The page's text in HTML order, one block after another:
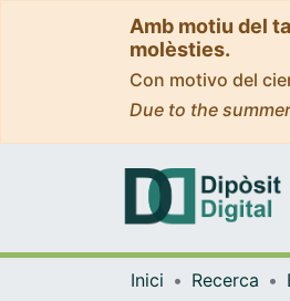
Amb motiu del
molèsties.
Con motivo del
Due to the
Inici Recerca